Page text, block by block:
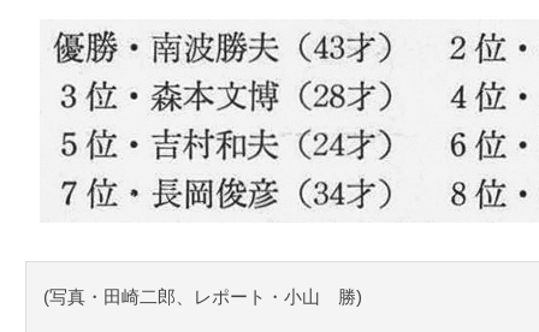
(写真・田崎二郎、レポート・小山 勝)